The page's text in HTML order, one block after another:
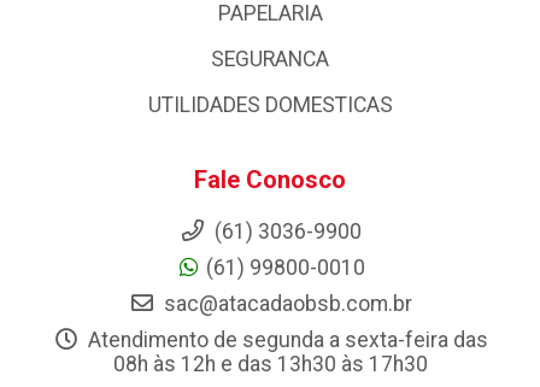
PAPELARIA
SEGURANCA
UTILIDADES DOMESTICAS
Fale Conosco
(61) 3036-9900
(61) 99800-0010
sac@atacadaobsb.com.br
Atendimento de segunda a sexta-feira das
08h às 12h e das 13h30 às 17h30